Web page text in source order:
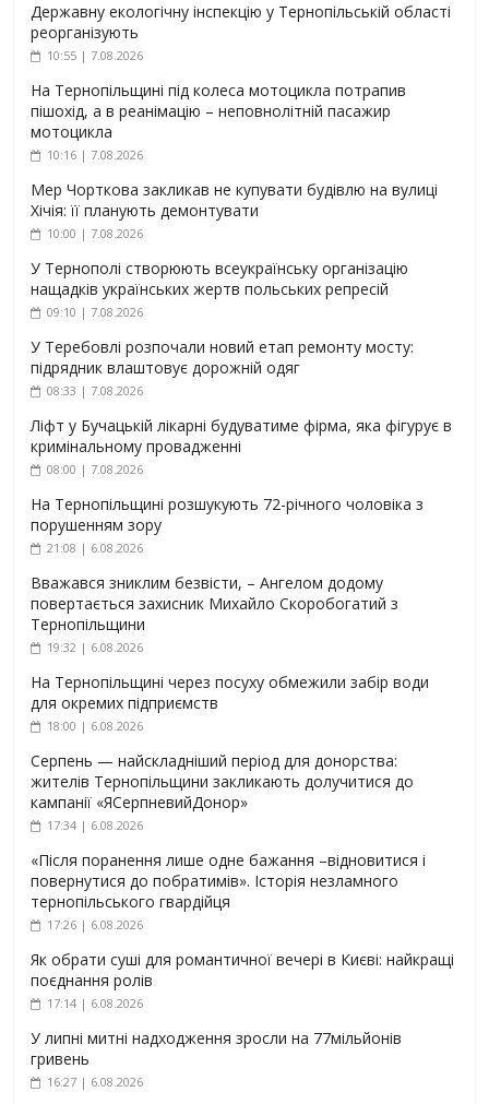
Державну екологічну інспекцію у Тернопільській області
реорганізують
10:55 | 7.08.2026
На Тернопільщині під колеса мотоцикла потрапив
пішохід, а в реанімацію – неповнолітній пасажир
мотоцикла
10:16 | 7.08.2026
Мер Чорткова закликав не купувати будівлю на вулиці
Хічія: її планують демонтувати
10:00 | 7.08.2026
У Тернополі створюють всеукраїнську організацію
нащадків українських жертв польських репресій
09:10 | 7.08.2026
У Теребовлі розпочали новий етап ремонту мосту:
підрядник влаштовує дорожній одяг
08:33 | 7.08.2026
Ліфт у Бучацькій лікарні будуватиме фірма, яка фігурує в
кримінальному провадженні
08:00 | 7.08.2026
На Тернопільщині розшукують 72-річного чоловіка з
порушенням зору
21:08 | 6.08.2026
Вважався зниклим безвісти, – Ангелом додому
повертається захисник Михайло Скоробогатий з
Тернопільщини
19:32 | 6.08.2026
На Тернопільщині через посуху обмежили забір води
для окремих підприємств
18:00 | 6.08.2026
Серпень — найскладніший період для донорства:
жителів Тернопільщини закликають долучитися до
кампанії «ЯСерпневийДонор»
17:34 | 6.08.2026
«Після поранення лише одне бажання –відновитися і
повернутися до побратимів». Історія незламного
тернопільського гвардійця
17:26 | 6.08.2026
Як обрати суші для романтичної вечері в Києві: найкращі
поєднання ролів
17:14 | 6.08.2026
У липні митні надходження зросли на 77мільйонів
гривень
16:27 | 6.08.2026